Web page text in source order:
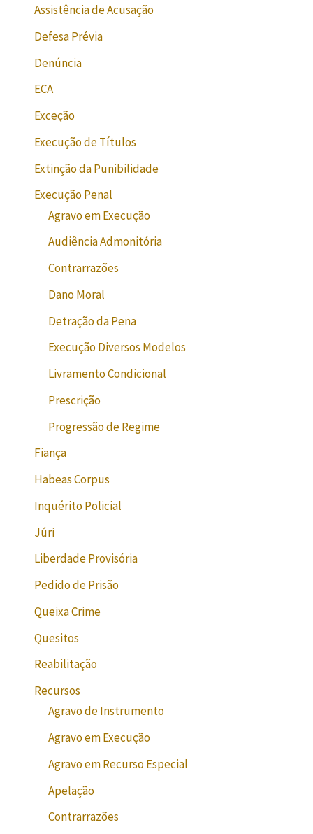
Assistência de Acusação
Defesa Prévia
Denúncia
ECA
Exceção
Execução de Títulos
Extinção da Punibilidade
Execução Penal
Agravo em Execução
Audiência Admonitória
Contrarrazões
Dano Moral
Detração da Pena
Execução Diversos Modelos
Livramento Condicional
Prescrição
Progressão de Regime
Fiança
Habeas Corpus
Inquérito Policial
Júri
Liberdade Provisória
Pedido de Prisão
Queixa Crime
Quesitos
Reabilitação
Recursos
Agravo de Instrumento
Agravo em Execução
Agravo em Recurso Especial
Apelação
Contrarrazões